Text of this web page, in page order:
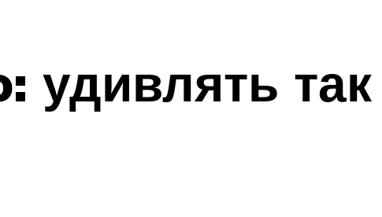
удивлять так